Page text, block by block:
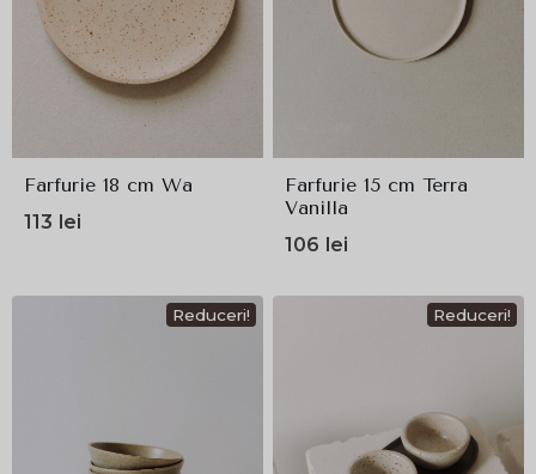
Farfurie 18 cm Wa
113 lei
Farfurie 15 cm Terra
Vanilla
106 lei
Reduceri! Reduceri!